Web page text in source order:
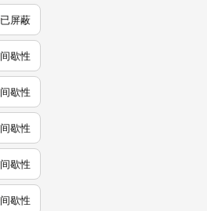
已屏蔽
间歇性
间歇性
间歇性
间歇性
间歇性